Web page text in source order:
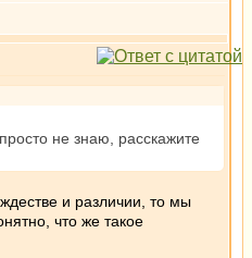
не знаю, расскажите
и различии, то мы
что же такое